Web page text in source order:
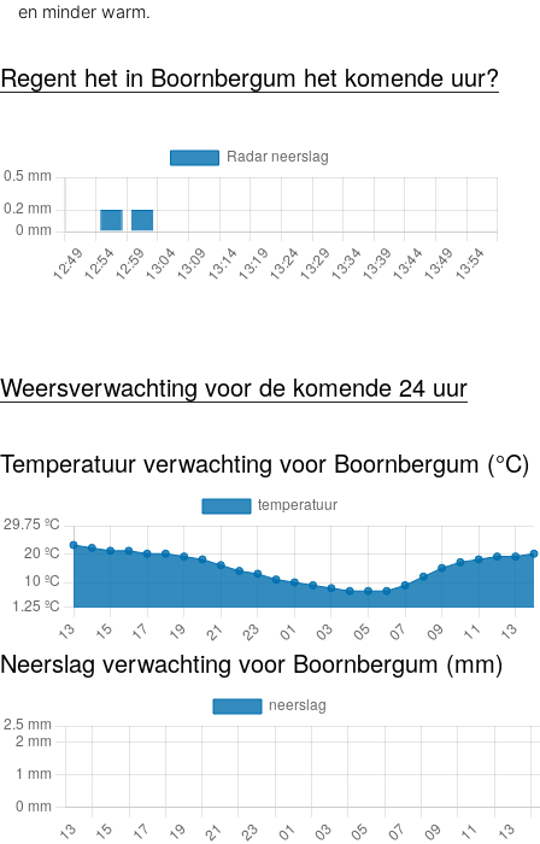
en minder warm.
Regent het in Boornbergum het komende uur?
Weersverwachting voor de komende 24 uur
Temperatuur verwachting voor Boornbergum (°C)
Neerslag verwachting voor Boornbergum (mm)